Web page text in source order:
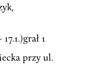
1
przy ul.